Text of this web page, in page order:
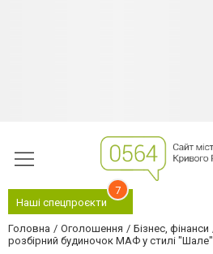
Наші спецпроєкти
7
Головна Оголошення Бізнес, фінанси
розбірний будиночок МАФ у стилі "Шале"